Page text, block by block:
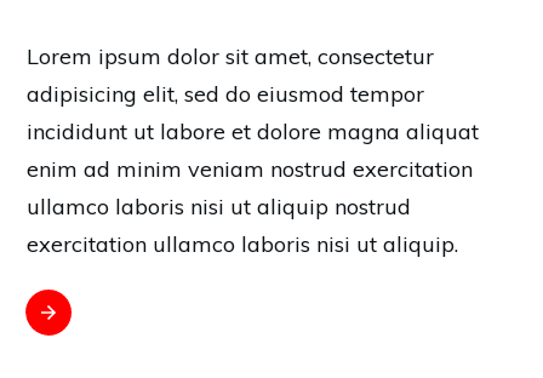
Lorem ipsum dolor sit amet, consectetur
adipisicing elit, sed do eiusmod tempor
incididunt ut labore et dolore magna aliquat
enim ad minim veniam nostrud exercitation
ullamco laboris nisi ut aliquip nostrud
exercitation ullamco laboris nisi ut aliquip.